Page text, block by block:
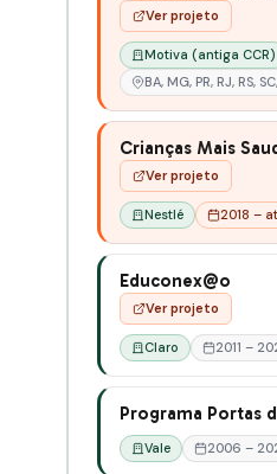
Ver projeto
Motiva (antiga CCR)
BA, MG, PR, RJ, RS,
Crianças Mais
Ver projeto
Nestlé 2018 –
Educonex@o
Ver projeto
Claro 2011 –
Programa Portas
Vale 2006 –